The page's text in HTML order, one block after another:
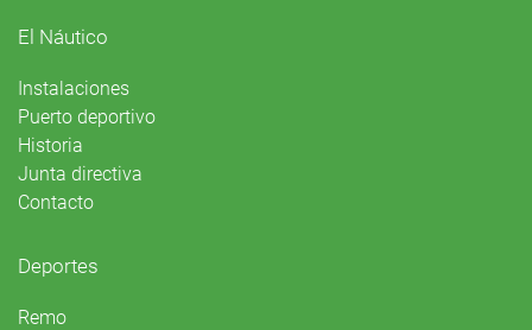
El Náutico
Instalaciones
Puerto deportivo
Historia
Junta directiva
Contacto
Deportes
Remo